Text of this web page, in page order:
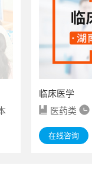
临床医学
医药类
在线咨询